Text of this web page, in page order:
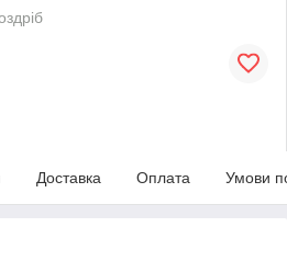
Доставка Оплата Умови